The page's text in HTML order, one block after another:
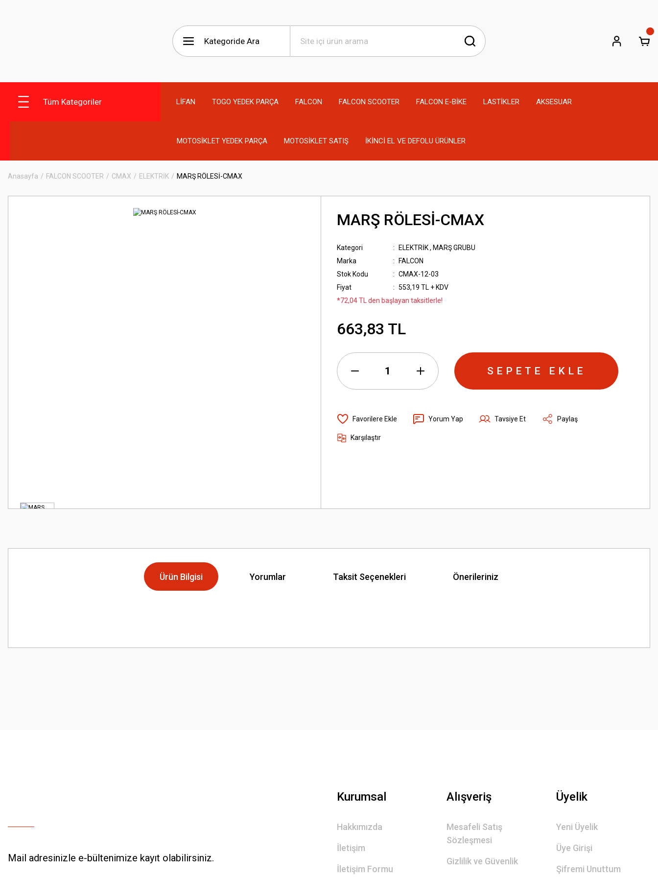
Tüm Kategoriler LİFAN TOGO YEDEK PARÇA FALCON FALCON SCOOTER FALCON E-BİKE LASTİKLER AKSESUAR
MOTOSİKLET YEDEK PARÇA MOTOSİKLET SATIŞ İKİNCİ EL VE DEFOLU ÜRÜNLER
Anasayfa FALCON SCOOTER CMAX ELEKTRİK MARŞ RÖLESİ-CMAX
MARŞ RÖLESİ-CMAX
Kategori ELEKTRİK, MARŞ GRUBU
Marka
FALCON
Stok Kodu
CMAX-12-03
Fiyat
553,19 TL + KDV
*72,04 TL den başlayan taksitlerle!
663,83 TL
SEPETE EKLE
Yorum Yap Tavsiye Et Paylaş
Karşılaştır
Ürün Bilgisi Yorumlar Taksit Seçenekleri Önerileriniz
Görüş ve önerileriniz için teşekkür ederiz.
Mail adresinizle e-bültenimize kayıt olabilirsiniz.
Kurumsal
Hakkımızda
İletişim
İletişim Formu
Alışveriş
Mesafeli Satış
Sözleşmesi
Gizlilik ve Güvenlik
Üyelik
Yeni Üyelik
Üye Girişi
Şifremi Unuttum